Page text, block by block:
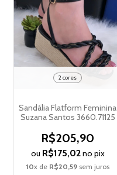
2 cores
Sandália Flatform Feminina
Suzana Santos 3660.71125
R$205,90
ou R$175,02no pix
10x de R$20,59 sem juros